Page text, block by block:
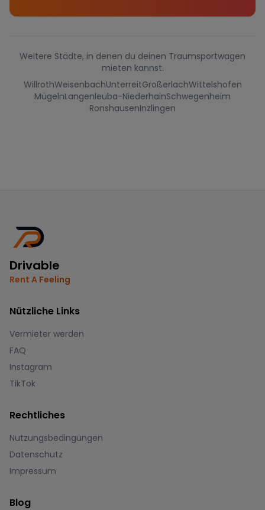
Weitere Städte, in denen du deinen Traumsportwagen
mieten kannst.
WillrothWeisenbachUnterreitGroßerlachWittelshofen
MügelnLangenleuba-NiederhainSchwegenheim
RonshausenInzlingen
Drivable
Rent A Feeling
Nützliche Links
Vermieter werden
FAQ
Instagram
TikTok
Rechtliches
Nutzungsbedingungen
Datenschutz
Impressum
Blog